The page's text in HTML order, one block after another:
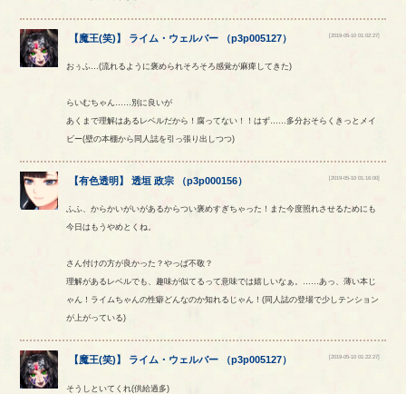
【魔王(笑)】 ライム ・ ウェルバー （p3p005127） [2019-05-10 01:02:27]
おぅふ…(流れるように褒められそろそろ感覚が麻痺してきた)
らいむちゃん……別に良いが
あくまで理解はあるレベルだから！腐ってない！！はず……多分おそらくきっとメイ
ビー(壁の本棚から同人誌を引っ張り出しつつ)
【有色透明 】透垣 政宗 （p3p000156） [2019-05-10 01:16:00]
ふふ、からかいがいがあるからつい褒めすぎちゃった！また今度照れさせるためにも
今日はもうやめとくね。
さん付けの方が良かった？やっぱ不敬？
理解があるレベルでも、趣味が似てるって意味では嬉しいなぁ。……あっ、薄い本じ
ゃん！ライムちゃんの性癖どんなのか知れるじゃん！(同人誌の登場で少しテンション
が上がっている)
【魔王(笑) 】 ライム ・ ウェルバー （p3p005127） [2019-05-10 01:22:27]
そうしといてくれ(供給過多)